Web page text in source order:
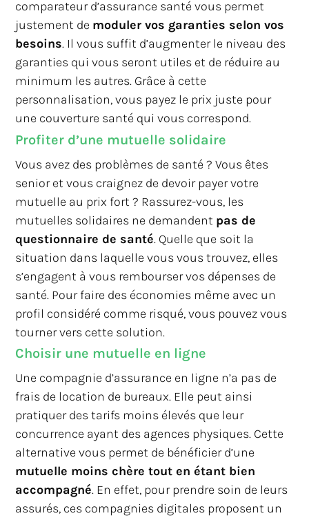
comparateur d’assurance santé vous permet
justement de moduler vos garanties selon vos
besoins. Il vous suffit d’augmenter le niveau des
garanties qui vous seront utiles et de réduire au
minimum les autres. Grâce à cette
personnalisation, vous payez le prix juste pour
une couverture santé qui vous correspond.
Profiter d’une mutuelle solidaire
Vous avez des problèmes de santé ? Vous êtes
senior et vous craignez de devoir payer votre
mutuelle au prix fort ? Rassurez-vous, les
mutuelles solidaires ne demandent pas de
questionnaire de santé. Quelle que soit la
situation dans laquelle vous vous trouvez, elles
s’engagent à vous rembourser vos dépenses de
santé. Pour faire des économies même avec un
profil considéré comme risqué, vous pouvez vous
tourner vers cette solution.
Choisir une mutuelle en ligne
Une compagnie d’assurance en ligne n’a pas de
frais de location de bureaux. Elle peut ainsi
pratiquer des tarifs moins élevés que leur
concurrence ayant des agences physiques. Cette
alternative vous permet de bénéficier d’une
mutuelle moins chère tout en étant bien
accompagné. En effet, pour prendre soin de leurs
assurés, ces compagnies digitales proposent un